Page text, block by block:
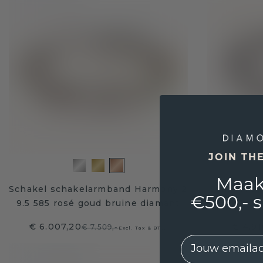
Schakel schakelarmband Harmony 2
9.5 585 rosé goud bruine diamant
€ 6.007,20€ 7.509,-Excl. Tax & BTW
Schakel
JOIN
€500,-
EMail